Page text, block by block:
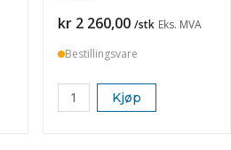
Pris
kr 2 260,00 /stk Eks. MVA
Bestillingsvare
Kjøp